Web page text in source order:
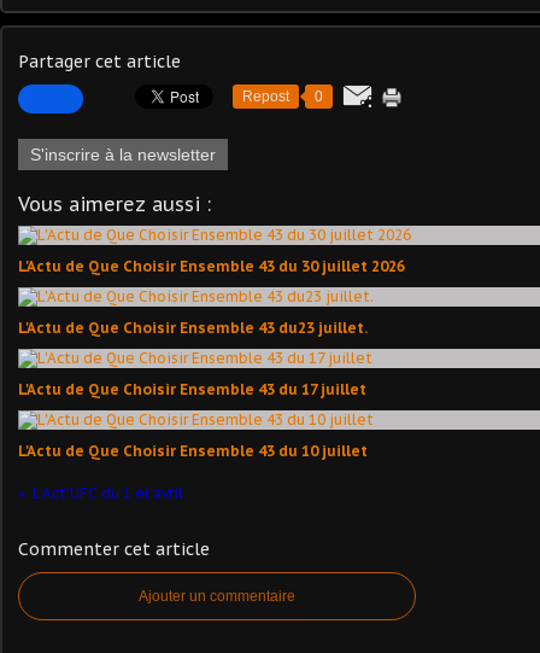
Partager cet article
Repost 0
S'inscrire à la newsletter
Vous aimerez aussi :
L'Actu de Que Choisir Ensemble 43 du 30 juillet 2026
L'Actu de Que Choisir Ensemble 43 du23 juillet.
L'Actu de Que Choisir Ensemble 43 du 17 juillet
L'Actu de Que Choisir Ensemble 43 du 10 juillet
L'Act'UFC du 1 er avril
Commenter cet article
Ajouter un commentaire